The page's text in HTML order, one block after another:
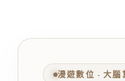
漫遊數位 ‧ 大腦